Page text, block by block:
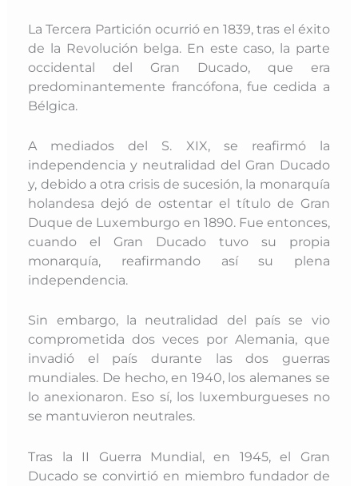
La Tercera Partición ocurrió en 1839, tras el éxito
de la Revolución belga. En este caso, la parte
occidental del Gran Ducado, que era
predominantemente francófona, fue cedida a
Bélgica.
A mediados del S. XIX, se reafirmó la
independencia y neutralidad del Gran Ducado
y, debido a otra crisis de sucesión, la monarquía
holandesa dejó de ostentar el título de Gran
Duque de Luxemburgo en 1890. Fue entonces,
cuando el Gran Ducado tuvo su propia
monarquía, reafirmando así su plena
independencia.
Sin embargo, la neutralidad del país se vio
comprometida dos veces por Alemania, que
invadió el país durante las dos guerras
mundiales. De hecho, en 1940, los alemanes se
lo anexionaron. Eso sí, los luxemburgueses no
se mantuvieron neutrales.
Tras la II Guerra Mundial, en 1945, el Gran
Ducado se convirtió en miembro fundador de